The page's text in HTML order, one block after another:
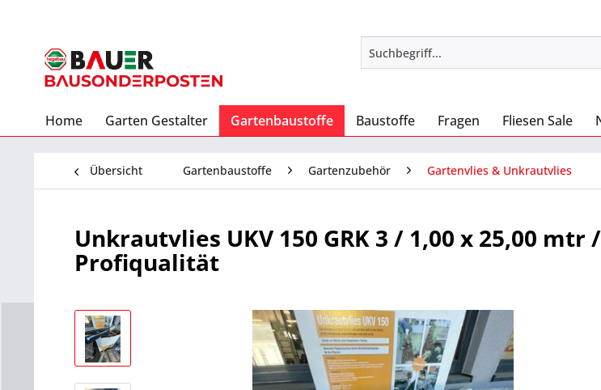
Home Garten Gestalter Gartenbaustoffe Baustoffe Fragen Fliesen Sale
Übersicht Gartenbaustoffe Gartenzubehör Gartenvlies & Unkrautvlies
Unkrautvlies UKV 150 GRK 3 / 1,00 x 25,00 mtr
Profiqualität